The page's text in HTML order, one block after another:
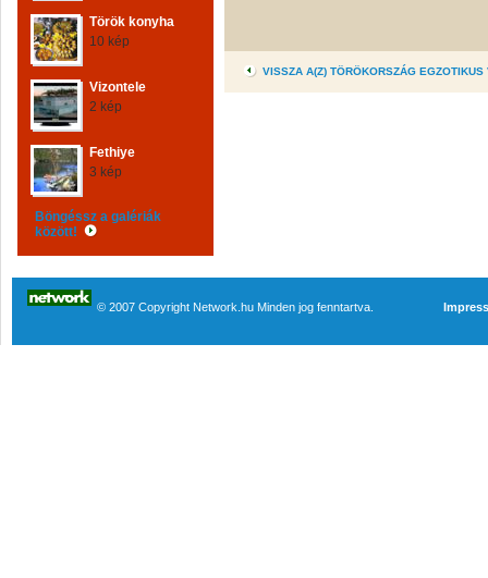
Török konyha
10 kép
Vizontele
2 kép
Fethiye
3 kép
Böngéssz a galériák
között!
VISSZA A(Z) TÖRÖKORSZÁG
© 2007 Copyright Network.hu Minden jog fenntartva.